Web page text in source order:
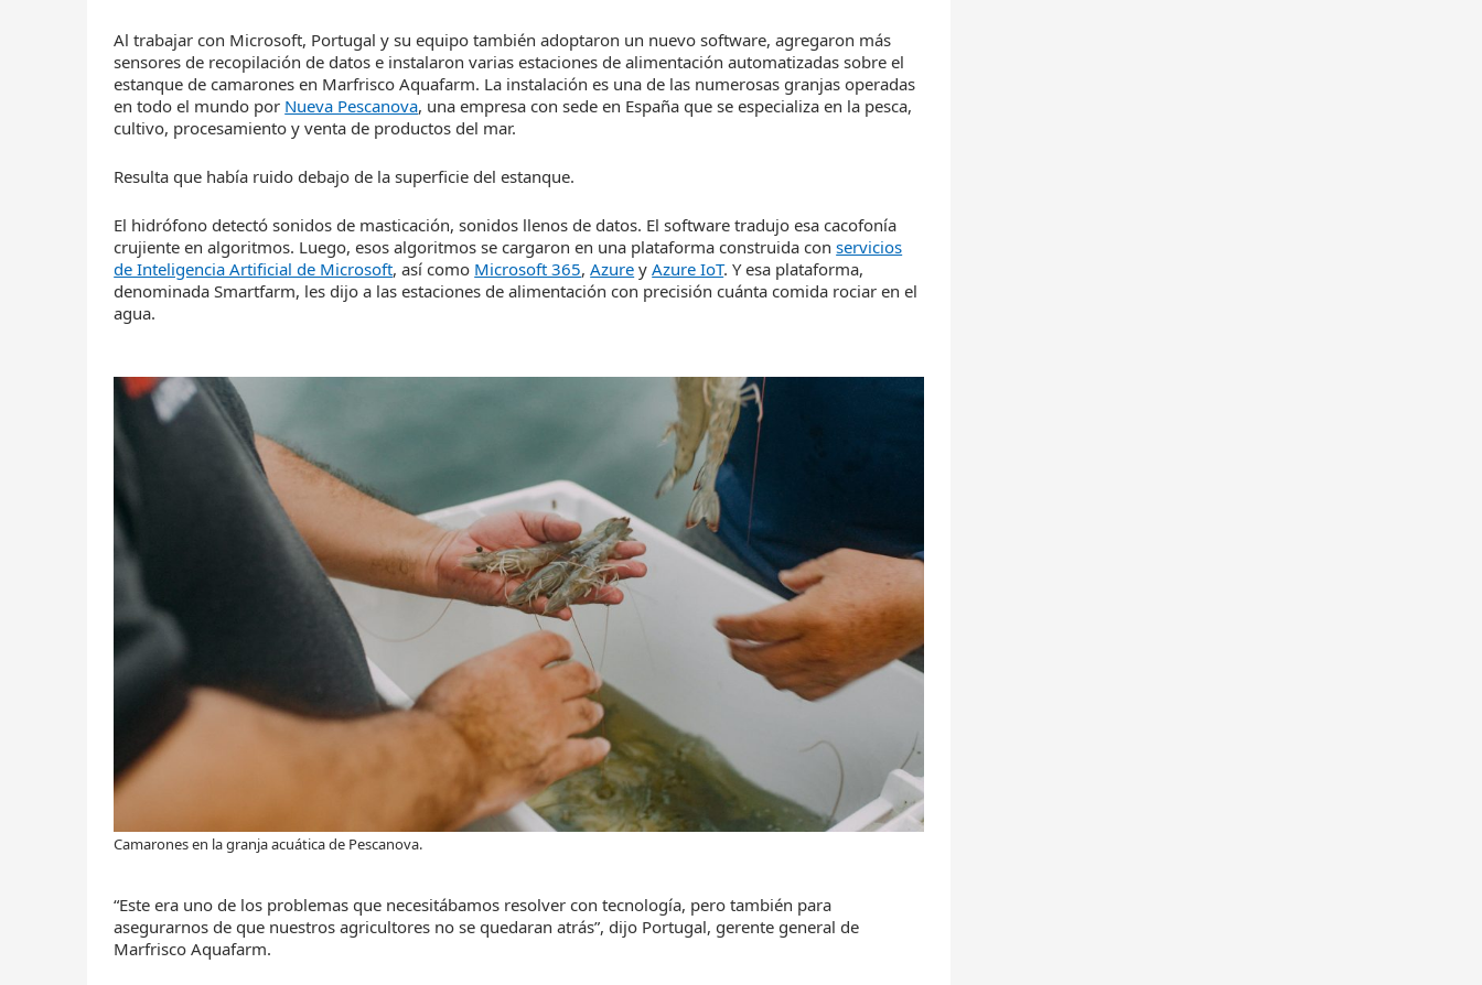
Al trabajar con Microsoft, Portugal y su equipo también adoptaron un nuevo software, agregaron más
sensores de recopilación de datos e instalaron varias estaciones de alimentación automatizadas sobre el
estanque de camarones en Marfrisco Aquafarm. La instalación es una de las numerosas granjas operadas
en todo el mundo por Nueva Pescanova, una empresa con sede en España que se especializa en la pesca,
cultivo, procesamiento y venta de productos del mar.
Resulta que había ruido debajo de la superficie del estanque.
El hidrófono detectó sonidos de masticación, sonidos llenos de datos. El software tradujo esa cacofonía
crujiente en algoritmos. Luego, esos algoritmos se cargaron en una plataforma construida conservicios
de Inteligencia Artificial de Microsoft, así como Microsoft 365,Azure yAzure IoT. Y esa plataforma,
denominada Smartfarm, les dijo a las estaciones de alimentación con precisión cuánta comida rociar en el
agua.
Camarones en la granja acuática de Pescanova.
“Este era uno de los problemas que necesitábamos resolver con tecnología, pero también para
asegurarnos de que nuestros agricultores no se quedaran atrás”, dijo Portugal, gerente general de
Marfrisco Aquafarm.